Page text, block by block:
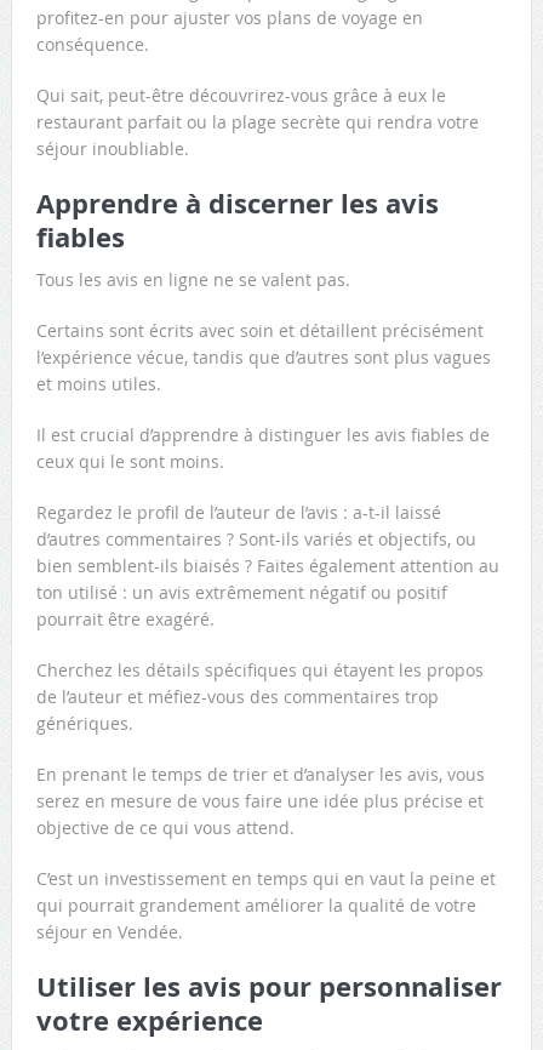
profitez-en pour ajuster vos plans de voyage en
conséquence.
Qui sait, peut-être découvrirez-vous grâce à eux le
restaurant parfait ou la plage secrète qui rendra votre
séjour inoubliable.
Apprendre à discerner les avis
fiables
Tous les avis en ligne ne se valent pas.
Certains sont écrits avec soin et détaillent précisément
l’expérience vécue, tandis que d’autres sont plus vagues
et moins utiles.
Il est crucial d’apprendre à distinguer les avis fiables de
ceux qui le sont moins.
Regardez le profil de l’auteur de l’avis : a-t-il laissé
d’autres commentaires ? Sont-ils variés et objectifs, ou
bien semblent-ils biaisés ? Faites également attention au
ton utilisé : un avis extrêmement négatif ou positif
pourrait être exagéré.
Cherchez les détails spécifiques qui étayent les propos
de l’auteur et méfiez-vous des commentaires trop
génériques.
En prenant le temps de trier et d’analyser les avis, vous
serez en mesure de vous faire une idée plus précise et
objective de ce qui vous attend.
C’est un investissement en temps qui en vaut la peine et
qui pourrait grandement améliorer la qualité de votre
séjour en Vendée.
Utiliser les avis pour personnaliser
votre expérience